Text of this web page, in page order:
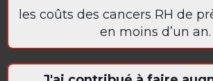
les coûts des cancers RH de
en moins d’un an.